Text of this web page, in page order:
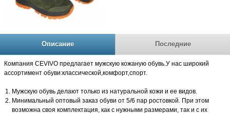
Описание Последние
Компания CEVIVO предлагает мужскую кожаную обувь.У нас широкий
ассортимент обуви:классической,комфорт,спорт.
Мужскую обувь делают только из натуральной кожи и ее видов.
Минимальный оптовый заказ обуви от 5/6 пар ростовкой. При этом
возможна своя комплектация, как с нужными размерами, так и с их